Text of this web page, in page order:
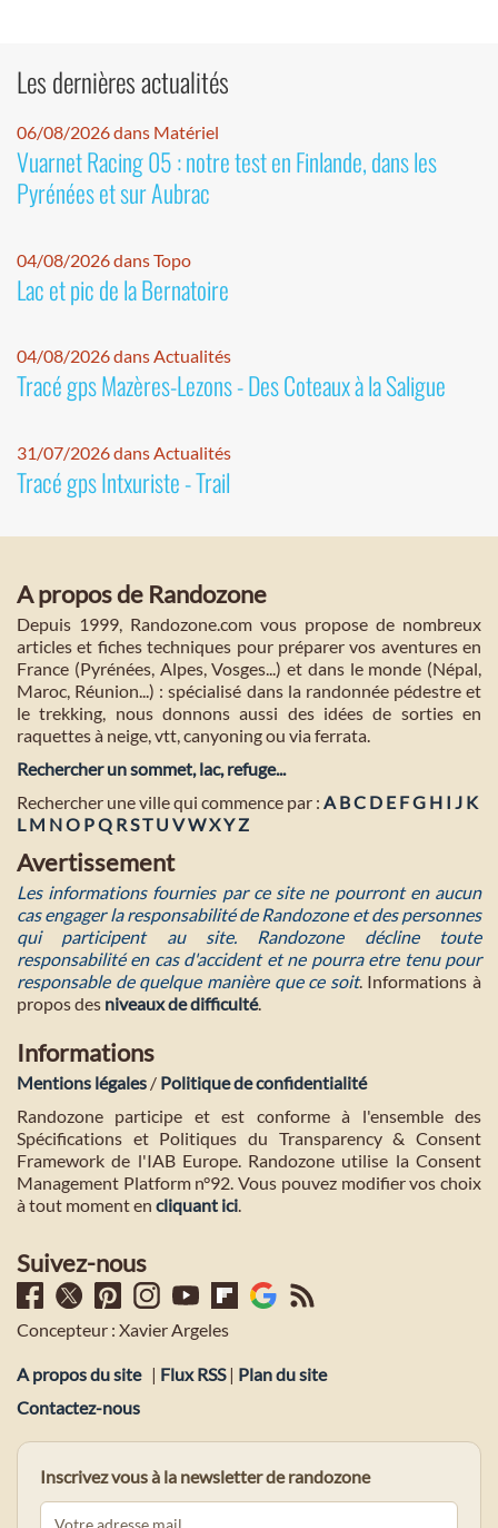
Les dernières actualités
06/08/2026 dans Matériel
Vuarnet Racing 05 : notre test en Finlande, dans les
Pyrénées et sur Aubrac
04/08/2026 dans Topo
Lac et pic de la Bernatoire
04/08/2026 dans Actualités
Tracé gps Mazères-Lezons - Des Coteaux à la Saligue
31/07/2026 dans Actualités
Tracé gps Intxuriste - Trail
A propos de Randozone
Depuis 1999, Randozone.com vous propose de nombreux
articles et fiches techniques pour préparer vos aventures en
France (Pyrénées, Alpes, Vosges...) et dans le monde (Népal,
Maroc, Réunion...) : spécialisé dans la randonnée pédestre et
le trekking, nous donnons aussi des idées de sorties en
raquettes à neige, vtt, canyoning ou via ferrata.
Rechercher un sommet, lac, refuge...
Rechercher une ville qui commence par : A BC D E FG H I J K
L M NO PQ RST U VWXYZ
Avertissement
Les informations fournies par ce site ne pourront en aucun
cas engager la responsabilité de Randozone et des personnes
qui participent au site. Randozone décline toute
responsabilité en cas d'accident et ne pourra etre tenu pour
responsable de quelque manière que ce soit. Informations à
propos des niveaux de difficulté.
Informations
Mentions légales / Politique de confidentialité
Randozone participe et est conforme à l'ensemble des
Spécifications et Politiques du Transparency & Consent
Framework de l'IAB Europe. Randozone utilise la Consent
Management Platform n°92. Vous pouvez modifier vos choix
à tout moment en cliquant ici.
Suivez-nous
Concepteur : Xavier Argeles
A propos du site | Flux RSS| Plan du site
Contactez-nous
Inscrivez vous à la newsletter de randozone